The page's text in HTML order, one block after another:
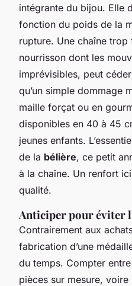
intégrante du bijou. Elle
fonction du poids de la
rupture. Une chaîne
nourrisson dont les
imprévisibles, peut
qu’un simple dommage
maille forçat ou en
disponibles en 40 à 45
jeunes enfants.
de la bélière, ce petit
à la chaîne. Un renfort
qualité.
Anticiper pour éviter
Contrairement aux
fabrication d’une
du temps. Compter entre
pièces sur mesure, voire